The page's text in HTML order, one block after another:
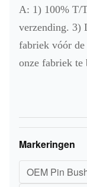
A: 1) 100% T/
verzending. 3)
fabriek vóór
onze fabriek te
Markeringen
OEM Pin